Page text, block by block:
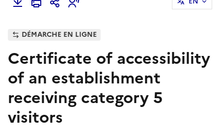
DÉMARCHE EN LIGNE
Certificate of accessibility
of an establishment
receiving category 5
visitors